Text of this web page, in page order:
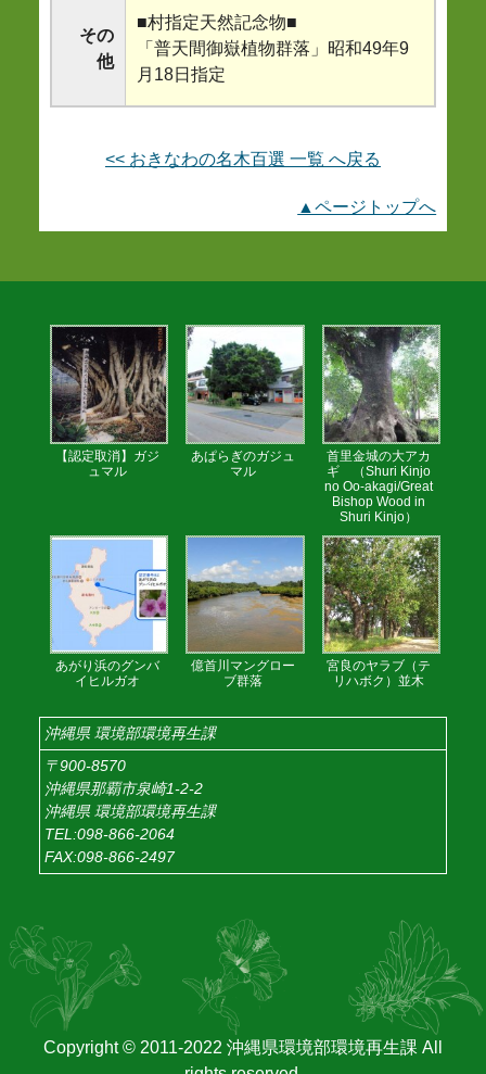
その
他
■村指定天然記念物■
「普天間御嶽植物群落」昭和49年9
月18日指定
<< おきなわの名木百選 一覧 へ戻る
▲ページトップへ
【認定取消】ガジ
ュマル
あぱらぎのガジュ
マル
首里金城の大アカ
ギ （Shuri Kinjo
no Oo-akagi/Great
Bishop Wood in
Shuri Kinjo）
あがり浜のグンバ
イヒルガオ
億首川マングロー
ブ群落
宮良のヤラブ（テ
リハボク）並木
沖縄県 環境部環境再生課
〒900-8570
沖縄県那覇市泉崎1-2-2
沖縄県 環境部環境再生課
TEL:098-866-2064
FAX:098-866-2497
Copyright © 2011-2022 沖縄県環境部環境再生課 All